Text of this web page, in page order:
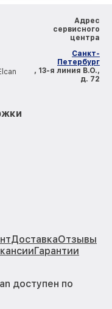
Адрес
сервисного
центра
Санкт-
Петербург
, 13-я линия В.О.,
д. 72
ДоставкаОтзывы
Гарантии
доступен по